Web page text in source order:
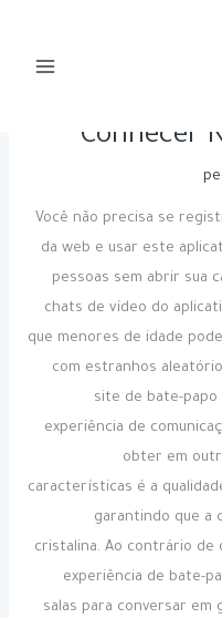
15
papo Por
Conhecer
Você não precisa se
da web e usar este
pessoas sem abrir sua
chats de vídeo do
que menores de idade
com estranhos
site de bate-
experiência de
obter em
características é a
garantindo que a
cristalina. Ao contrário de
experiência de bate-
salas para conversar em